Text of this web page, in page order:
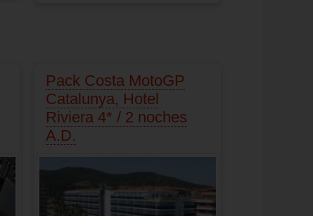
Pack Costa MotoGP
Catalunya, Hotel
Riviera 4* / 2 noches
A.D.